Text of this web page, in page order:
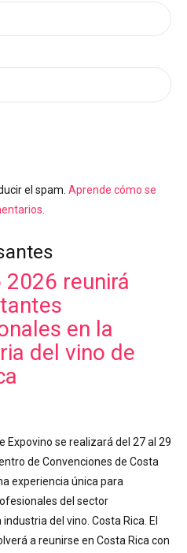
el spam. Aprende cómo se
2026 reunirá
en la
del vino de
Expovino se realizará del 27 al 29
de Convenciones de Costa
experiencia única para
del sector
del vino. Costa Rica. El
a reunirse en Costa Rica con